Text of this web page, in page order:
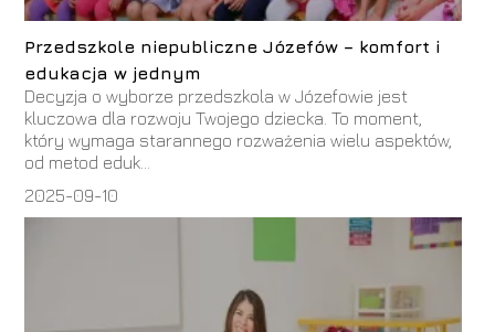
Przedszkole niepubliczne Józefów – komfort i
edukacja w jednym
Decyzja o wyborze przedszkola w Józefowie jest
kluczowa dla rozwoju Twojego dziecka. To moment,
który wymaga starannego rozważenia wielu aspektów,
od metod eduk...
2025-09-10